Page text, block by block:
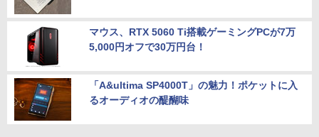
マウス、RTX 5060 Ti搭載ゲーミングPCが7万
5,000円オフで30万円台！
「A&ultima SP4000T」の魅力！ポケットに入
るオーディオの醍醐味